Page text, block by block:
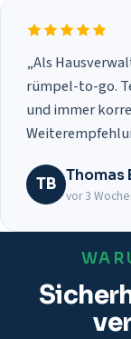
„Als
rümpel-to-go.
und immer
TB Thomas
vor 3